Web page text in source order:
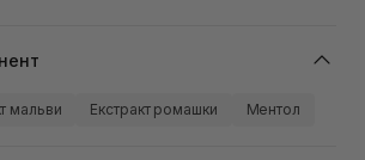
мальви Екстракт ромашки Ментол